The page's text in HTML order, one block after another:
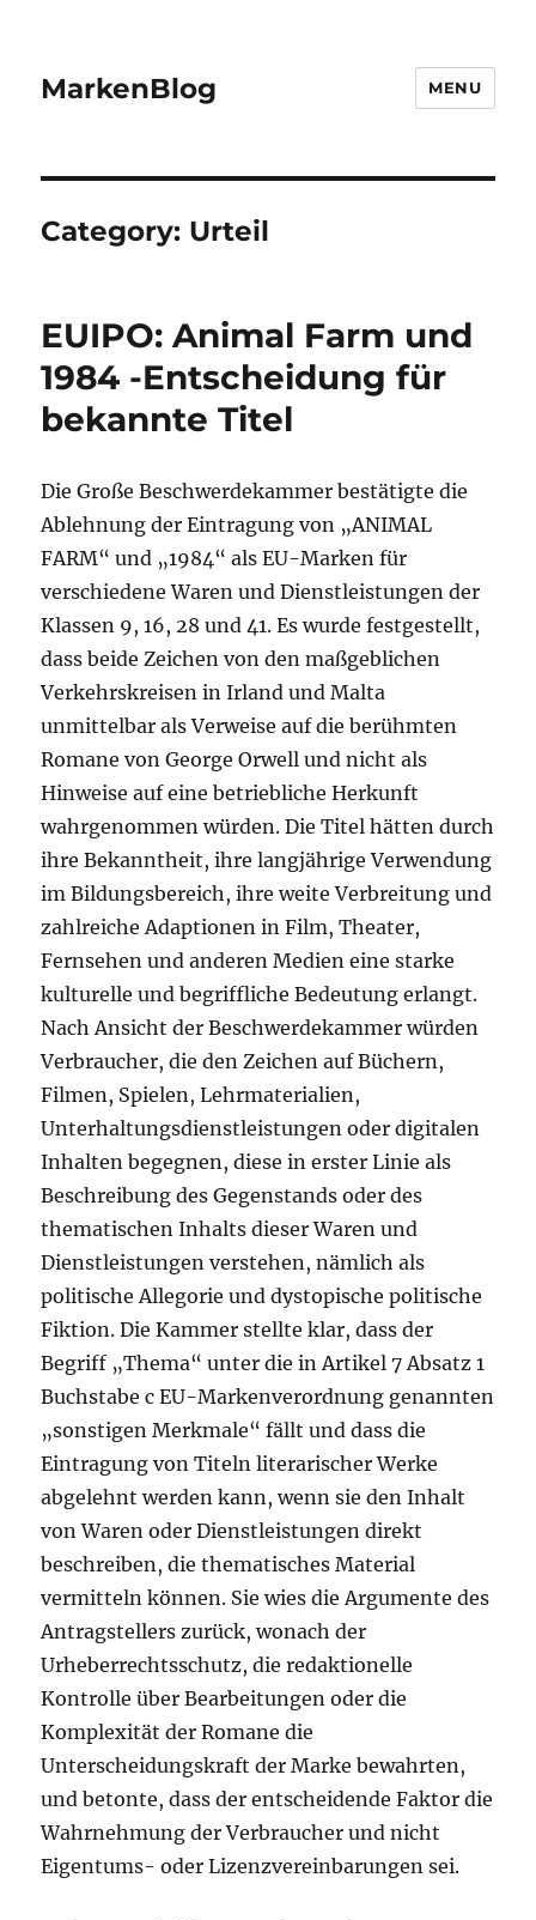
MarkenBlog MENU
Category: Urteil
EUIPO: Animal Farm und
1984 -Entscheidung für
bekannte Titel
Die Große Beschwerdekammer bestätigte die
Ablehnung der Eintragung von „ANIMAL
FARM“ und „1984“ als EU-Marken für
verschiedene Waren und Dienstleistungen der
Klassen 9, 16, 28 und 41. Es wurde festgestellt,
dass beide Zeichen von den maßgeblichen
Verkehrskreisen in Irland und Malta
unmittelbar als Verweise auf die berühmten
Romane von George Orwell und nicht als
Hinweise auf eine betriebliche Herkunft
wahrgenommen würden. Die Titel hätten durch
ihre Bekanntheit, ihre langjährige Verwendung
im Bildungsbereich, ihre weite Verbreitung und
zahlreiche Adaptionen in Film, Theater,
Fernsehen und anderen Medien eine starke
kulturelle und begriffliche Bedeutung erlangt.
Nach Ansicht der Beschwerdekammer würden
Verbraucher, die den Zeichen auf Büchern,
Filmen, Spielen, Lehrmaterialien,
Unterhaltungsdienstleistungen oder digitalen
Inhalten begegnen, diese in erster Linie als
Beschreibung des Gegenstands oder des
thematischen Inhalts dieser Waren und
Dienstleistungen verstehen, nämlich als
politische Allegorie und dystopische politische
Fiktion. Die Kammer stellte klar, dass der
Begriff „Thema“ unter die in Artikel 7 Absatz 1
Buchstabe c EU-Markenverordnung genannten
„sonstigen Merkmale“ fällt und dass die
Eintragung von Titeln literarischer Werke
abgelehnt werden kann, wenn sie den Inhalt
von Waren oder Dienstleistungen direkt
beschreiben, die thematisches Material
vermitteln können. Sie wies die Argumente des
Antragstellers zurück, wonach der
Urheberrechtsschutz, die redaktionelle
Kontrolle über Bearbeitungen oder die
Komplexität der Romane die
Unterscheidungskraft der Marke bewahrten,
und betonte, dass der entscheidende Faktor die
Wahrnehmung der Verbraucher und nicht
Eigentums- oder Lizenzvereinbarungen sei.